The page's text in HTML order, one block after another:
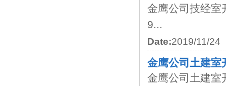
金鹰公司技经室
9...
Date:2019/11/24
金鹰公司土建室
金鹰公司土建室